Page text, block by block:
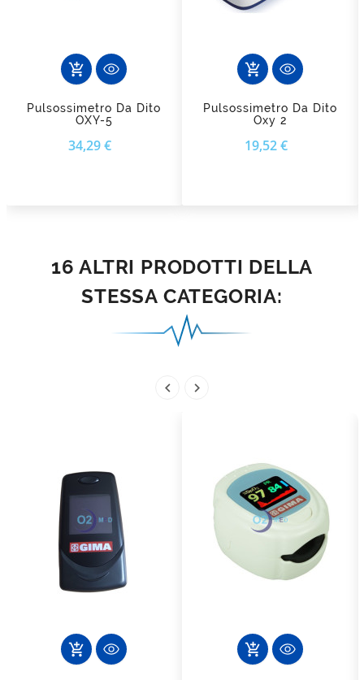
add_shopping_cart
Pulsossimetro Da Dito
OXY-5
34,29 €
add_shopping_cart
Pulsossimetro Da Dito
Oxy 2
19,52 €
16 ALTRI PRODOTTI DELLA
STESSA CATEGORIA:
 
add_shopping_cart add_shopping_cart